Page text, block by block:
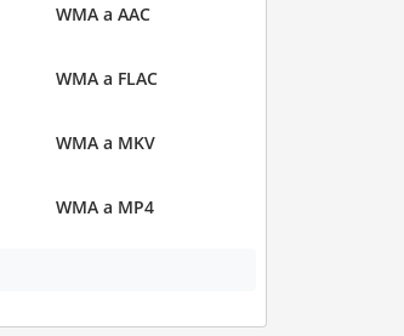
WMA a AAC
WMA a FLAC
WMA a MKV
WMA a MP4